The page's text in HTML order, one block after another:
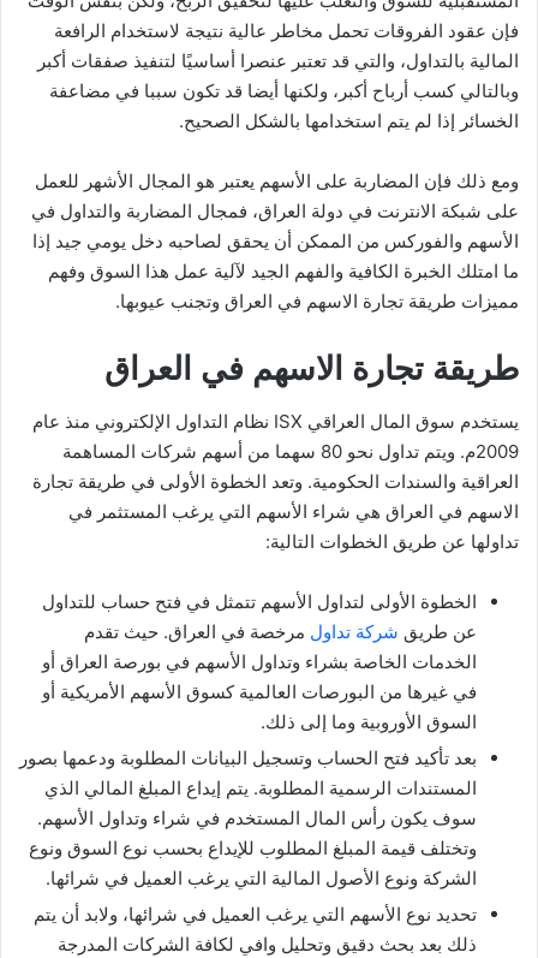
فإن عقود الفروقات تحمل مخاطر عالية نتيجة لاستخدام الرافعة
المالية بالتداول، والتي قد تعتبر عنصرا أساسيًا لتنفيذ صفقات أكبر
وبالتالي كسب أرباح أكبر، ولكنها أيضا قد تكون سببا في مضاعفة
الخسائر إذا لم يتم استخدامها بالشكل الصحيح.
ومع ذلك فإن المضاربة على الأسهم يعتبر هو المجال الأشهر للعمل
على شبكة الانترنت في دولة العراق، فمجال المضاربة والتداول في
الأسهم والفوركس من الممكن أن يحقق لصاحبه دخل يومي جيد إذا
ما امتلك الخبرة الكافية والفهم الجيد لآلية عمل هذا السوق وفهم
مميزات طريقة تجارة الاسهم في العراق وتجنب عيوبها.
طريقة تجارة الاسهم في العراق
يستخدم سوق المال العراقي ISX نظام التداول الإلكتروني منذ عام
2009م. ويتم تداول نحو 80 سهما من أسهم شركات المساهمة
العراقية والسندات الحكومية. وتعد الخطوة الأولى في طريقة تجارة
الاسهم في العراق هي شراء الأسهم التي يرغب المستثمر في
تداولها عن طريق الخطوات التالية:
الخطوة الأولى لتداول الأسهم تتمثل في فتح حساب للتداول
عن طريق شركة تداول مرخصة في العراق. حيث تقدم
الخدمات الخاصة بشراء وتداول الأسهم في بورصة العراق أو
في غيرها من البورصات العالمية كسوق الأسهم الأمريكية أو
السوق الأوروبية وما إلى ذلك.
بعد تأكيد فتح الحساب وتسجيل البيانات المطلوبة ودعمها بصور
المستندات الرسمية المطلوبة. يتم إيداع المبلغ المالي الذي
سوف يكون رأس المال المستخدم في شراء وتداول الأسهم.
وتختلف قيمة المبلغ المطلوب للإيداع بحسب نوع السوق ونوع
الشركة ونوع الأصول المالية التي يرغب العميل في شرائها.
تحديد نوع الأسهم التي يرغب العميل في شرائها، ولابد أن يتم
ذلك بعد بحث دقيق وتحليل وافي لكافة الشركات المدرجة